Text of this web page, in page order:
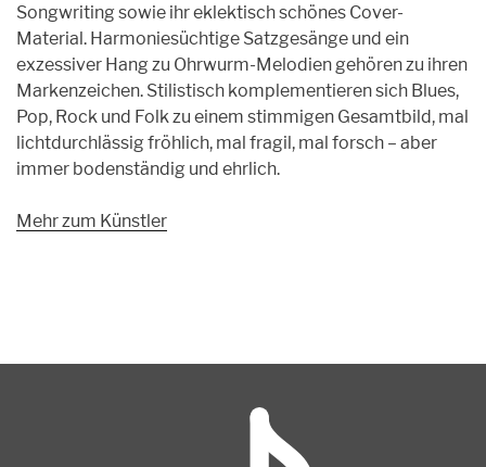
Songwriting sowie ihr eklektisch schönes Cover-
Material. Harmoniesüchtige Satzgesänge und ein
exzessiver Hang zu Ohrwurm-Melodien gehören zu ihren
Markenzeichen. Stilistisch komplementieren sich Blues,
Pop, Rock und Folk zu einem stimmigen Gesamtbild, mal
lichtdurchlässig fröhlich, mal fragil, mal forsch – aber
immer bodenständig und ehrlich.
Mehr zum Künstler